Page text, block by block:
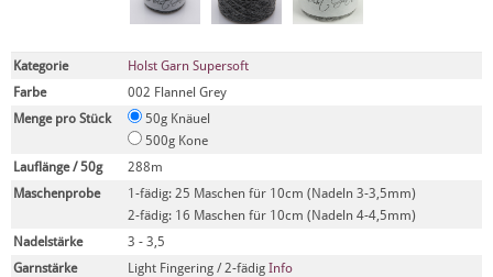
Kategorie
Holst Garn Supersoft
Farbe
002 Flannel Grey
Menge pro Stück
50g Knäuel
500g Kone
Lauflänge / 50g
288m
Maschenprobe
1-fädig: 25 Maschen für 10cm (Nadeln 3-3,5mm)
2-fädig: 16 Maschen für 10cm (Nadeln 4-4,5mm)
Nadelstärke
3 - 3,5
Garnstärke
Light Fingering / 2-fädig Info